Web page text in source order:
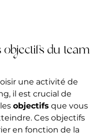
objectifs du team
une activité de
il est crucial de
objectifs que vous
Ces objectifs
en fonction de la